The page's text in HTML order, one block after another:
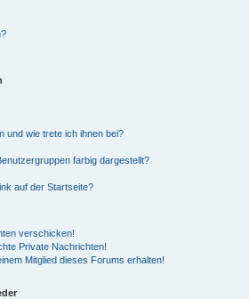
und wie trete ich ihnen bei?
farbig dargestellt?
auf der Startseite?
verschicken!
Private Nachrichten!
Mitglied dieses Forums erhalten!